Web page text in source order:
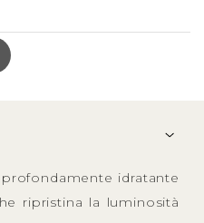
idratante
ripristina la luminosità